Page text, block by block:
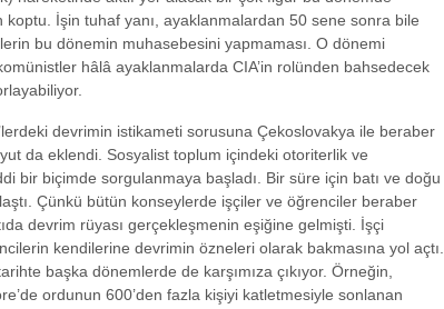
koptu. İşin tuhaf yanı, ayaklanmalardan 50 sene sonra bile
bu dönemin muhasebesini yapmaması. O dönemi
hâlâ ayaklanmalarda CIA’in rolünden bahsedecek
devrimin istikameti sorusuna Çekoslovakya ile beraber
da eklendi. Sosyalist toplum içindeki otoriterlik ve
bir biçimde sorgulanmaya başladı. Bir süre için batı ve doğu
Çünkü bütün konseylerde işçiler ve öğrenciler beraber
devrim rüyası gerçekleşmenin eşiğine gelmişti. İşçi
kendilerine devrimin özneleri olarak bakmasına yol açtı.
başka dönemlerde de karşımıza çıkıyor. Örneğin,
ordunun 600’den fazla kişiyi katletmesiyle sonlanan